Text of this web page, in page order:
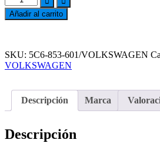
DELANTERO
VW/JETTA
Añadir al carrito
to
SKU: 5C6-853-601/VOLKSWAGEN
VOLKSWAGEN
Descripción Marca
Descripción